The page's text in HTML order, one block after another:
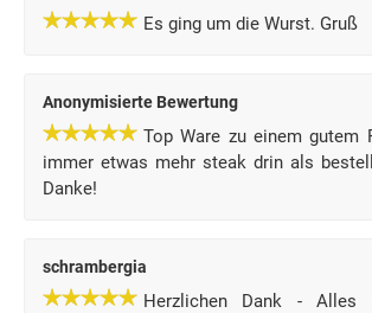
Es ging um die Wurst. Gruß
Anonymisierte Bewertung
Top Ware zu einem gutem
immer etwas mehr steak drin als
Danke!
schrambergia
Herzlichen Dank - Alles